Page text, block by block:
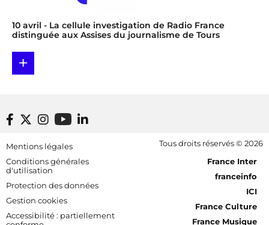
10 avril - La cellule investigation de Radio France
distinguée aux Assises du journalisme de Tours
+
Footer bottom
Mentions légales
Conditions générales
d'utilisation
Protection des données
Gestion cookies
Accessibilité : partiellement
Tous droits réservés © 2026
[RDF] Pied de page - Mobile
France Inter
franceinfo
ICI
France Culture
France Musique